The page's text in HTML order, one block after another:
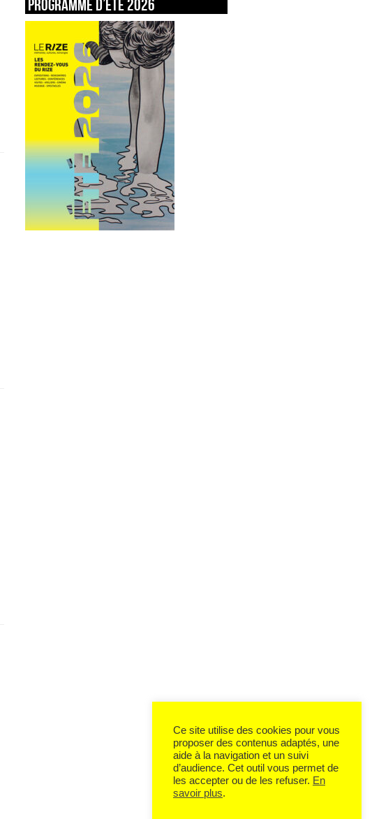
Programme d’été 2026
Ce site utilise des cookies pour vous
proposer des contenus adaptés, une
aide à la navigation et un suivi
d’audience. Cet outil vous permet de
les accepter ou de les refuser. En
savoir plus.